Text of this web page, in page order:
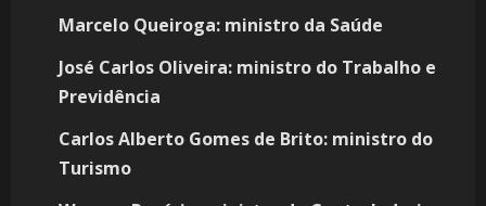
Marcelo Queiroga: ministro da Saúde
José Carlos Oliveira: ministro do Trabalho e
Previdência
Carlos Alberto Gomes de Brito: ministro do
Turismo